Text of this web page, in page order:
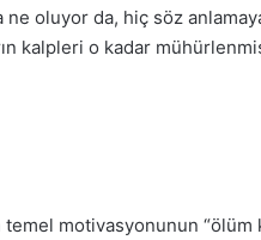
oluyor da, hiç söz
kalpleri o kadar
temel motivasyonunun